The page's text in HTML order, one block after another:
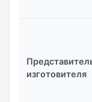
изготовителя